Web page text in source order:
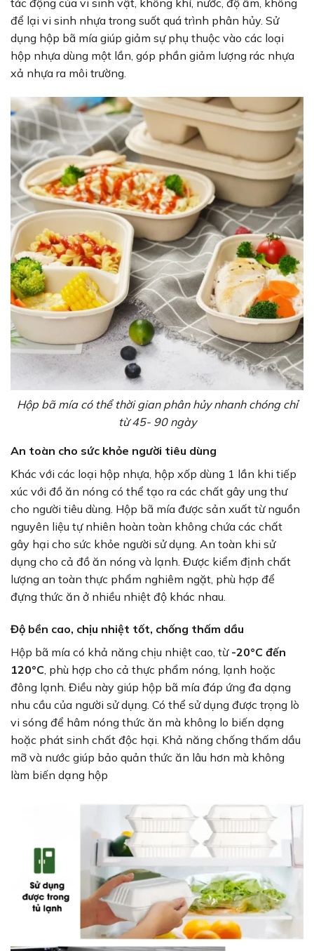
tác động của vi sinh vật, không khí, nước, độ ẩm, không
để lại vi sinh nhựa trong suốt quá trình phân hủy. Sử
dụng hộp bã mía giúp giảm sự phụ thuộc vào các loại
hộp nhựa dùng một lần, góp phần giảm lượng rác nhựa
xả nhựa ra môi trường.
Hộp bã mía có thể thời gian phân hủy nhanh chóng chỉ
từ 45- 90 ngày
An toàn cho sức khỏe người tiêu dùng
Khác với các loại hộp nhựa, hộp xốp dùng 1 lần khi tiếp
xúc với đồ ăn nóng có thể tạo ra các chất gây ung thư
cho người tiêu dùng. Hộp bã mía được sản xuất từ nguồn
nguyên liệu tự nhiên hoàn toàn không chứa các chất
gây hại cho sức khỏe người sử dụng. An toàn khi sử
dụng cho cả đồ ăn nóng và lạnh. Được kiểm định chất
lượng an toàn thực phẩm nghiêm ngặt, phù hợp để
đựng thức ăn ở nhiều nhiệt độ khác nhau.
Độ bền cao, chịu nhiệt tốt, chống thấm dầu
Hộp bã mía có khả năng chịu nhiệt cao, từ -20°C đến
120°C , phù hợp cho cả thực phẩm nóng, lạnh hoặc
đông lạnh. Điều này giúp hộp bã mía đáp ứng đa dạng
nhu cầu của người sử dụng. Có thể sử dụng được trọng lò
vi sóng để hâm nóng thức ăn mà không lo biến dạng
hoặc phát sinh chất độc hại. Khả năng chống thấm dầu
mỡ và nước giúp bảo quản thức ăn lâu hơn mà không
làm biến dạng hộp